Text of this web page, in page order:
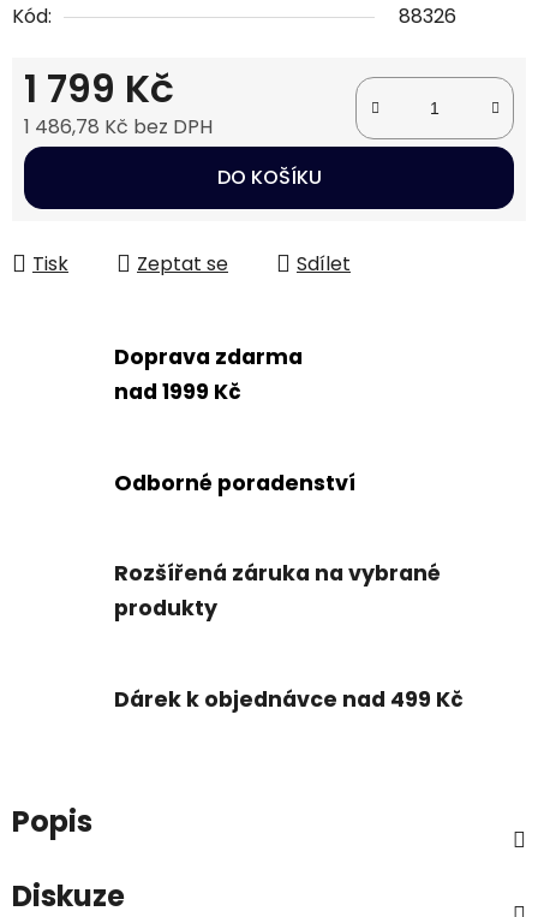
Kód:
88326
1 799 Kč
1 486,78 Kč bez DPH
Měrná cena:
DO KOŠÍKU
Tisk Zeptat se Sdílet
Doprava zdarma
nad 1999 Kč
Odborné poradenství
Rozšířená záruka na vybrané
produkty
Dárek k objednávce nad 499 Kč
Popis
Diskuze